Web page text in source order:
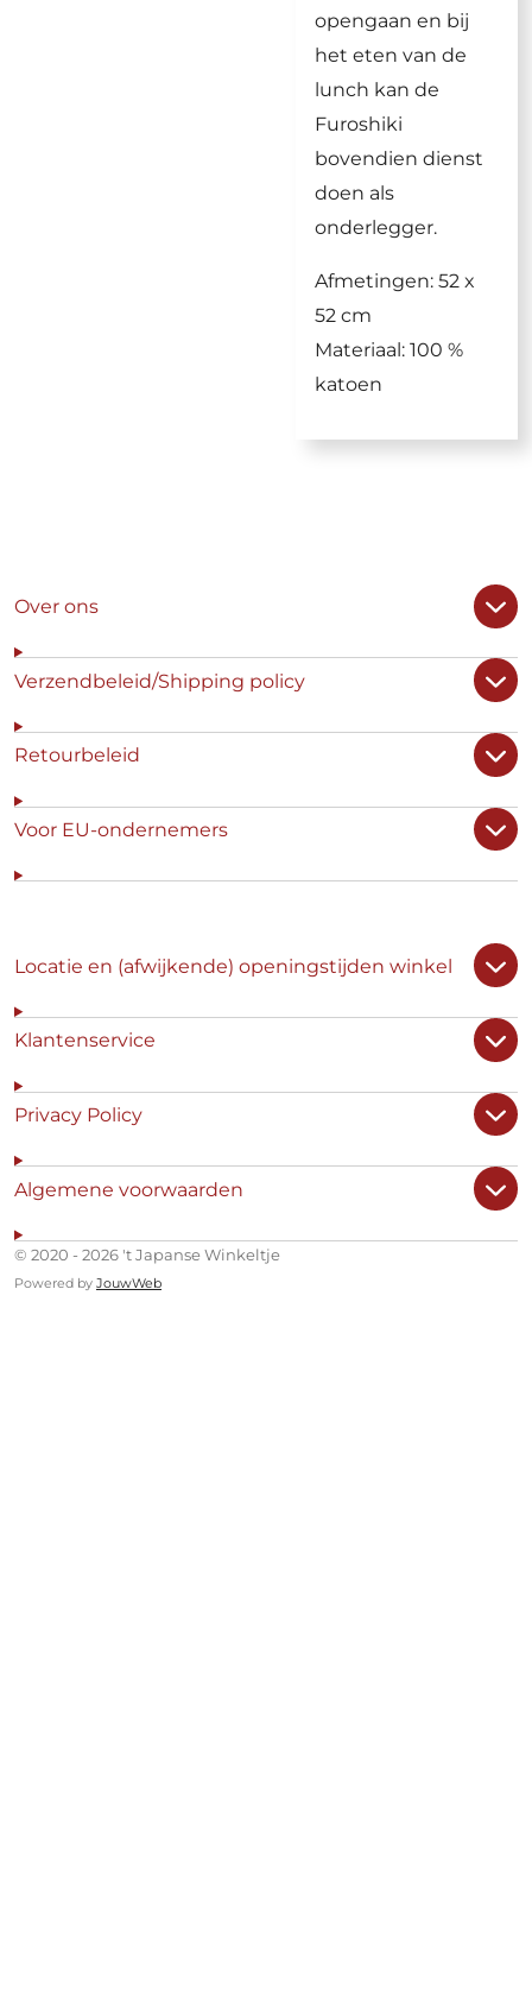
opengaan en bij
het eten van de
lunch kan de
Furoshiki
bovendien dienst
doen als
onderlegger.
Afmetingen: 52 x
52 cm
Materiaal: 100 %
katoen
Over ons
Verzendbeleid/Shipping policy
Retourbeleid
Voor EU-ondernemers
Locatie en (afwijkende) openingstijden winkel
Klantenservice
Privacy Policy
Algemene voorwaarden
© 2020 - 2026 't Japanse Winkeltje
Powered by JouwWeb